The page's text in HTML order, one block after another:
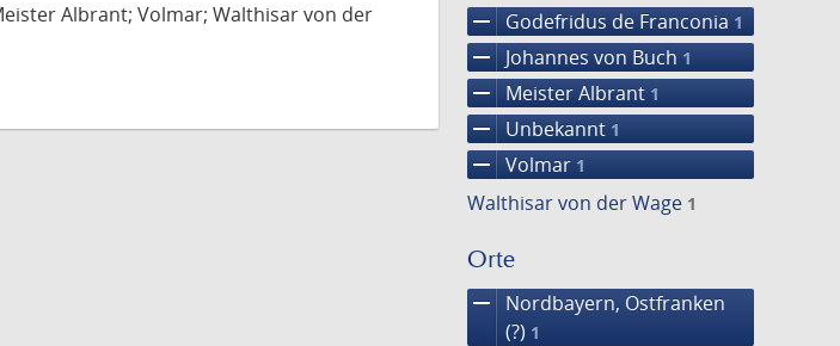
remove Godefridus de Franconia 1
remove Johannes von Buch 1
remove Meister Albrant 1
remove Unbekannt 1
remove Volmar 1
Walthisar von der Wage 1
Orte
remove
Nordbayern, Ostfranken
(?) 1
Albrant; Volmar; Walthisar von der